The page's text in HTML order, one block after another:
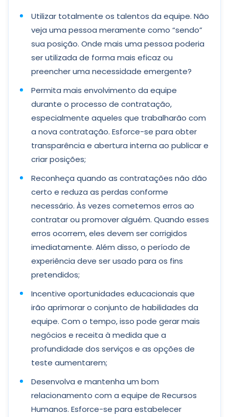
Utilizar totalmente os talentos da equipe. Não
veja uma pessoa meramente como “sendo”
sua posição. Onde mais uma pessoa poderia
ser utilizada de forma mais eficaz ou
preencher uma necessidade emergente?
Permita mais envolvimento da equipe
durante o processo de contratação,
especialmente aqueles que trabalharão com
a nova contratação. Esforce-se para obter
transparência e abertura interna ao publicar e
criar posições;
Reconheça quando as contratações não dão
certo e reduza as perdas conforme
necessário. Às vezes cometemos erros ao
contratar ou promover alguém. Quando esses
erros ocorrem, eles devem ser corrigidos
imediatamente. Além disso, o período de
experiência deve ser usado para os fins
pretendidos;
Incentive oportunidades educacionais que
irão aprimorar o conjunto de habilidades da
equipe. Com o tempo, isso pode gerar mais
negócios e receita à medida que a
profundidade dos serviços e as opções de
teste aumentarem;
Desenvolva e mantenha um bom
relacionamento com a equipe de Recursos
Humanos. Esforce-se para estabelecer